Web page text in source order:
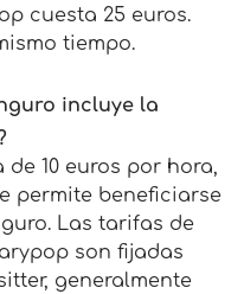
cuesta 25 euros.
tiempo.
incluye la
10 euros por hora,
permite beneficiarse
Las tarifas de
son fijadas
generalmente